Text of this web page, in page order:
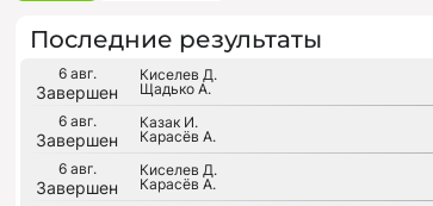
Последние результаты
6 авг.
Завершен
Киселев Д.
Щадько А.
6 авг.
Завершен
Казак И.
Карасёв А.
6 авг.
Завершен
Киселев Д.
Карасёв А.